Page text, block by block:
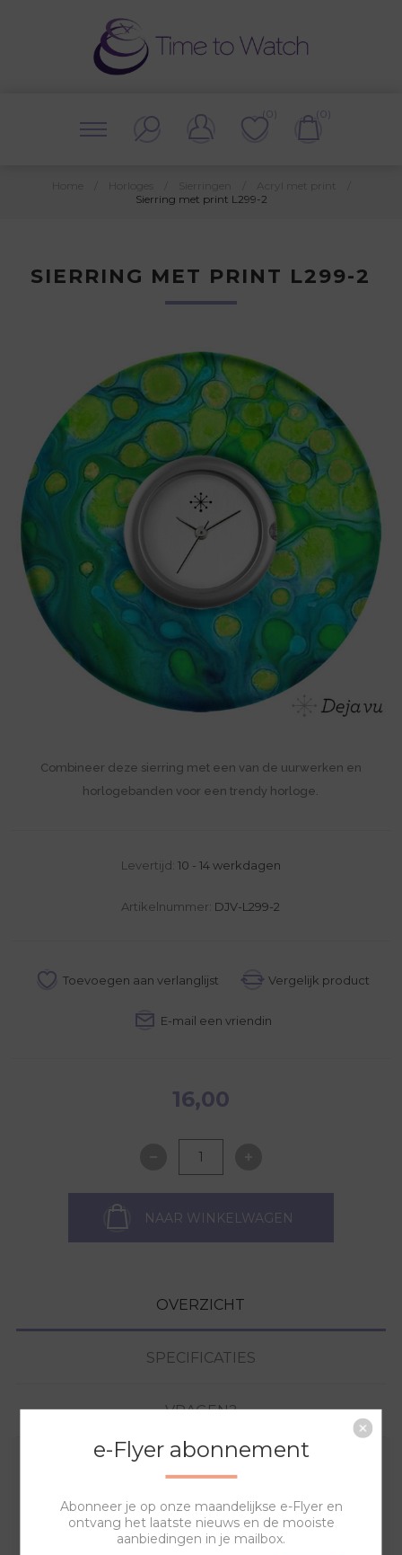
(0) (0)
Sierring met print L299-2
SIERRING MET PRINT L299-2
Combineer deze sierring met een van de uurwerken en
horlogebanden voor een trendy horloge.
Levertijd: 10 - 14 werkdagen
Artikelnummer: DJV-L299-2
16,00
NAAR WINKELWAGEN
OVERZICHT
SPECIFICATIES
VRAGEN?
Met deze sierring en een van de banden kan je zelf je
eigen horloge samenstellen. De lyric sierring bestaat uit
een print op de achterkant met een doorzichtige acryl
laag aan de voorkant.
e-Flyer abonnement
Abonneer je op onze maandelijkse e-Flyer en
ontvang het laatste nieuws en de mooiste
aanbiedingen in je mailbox.